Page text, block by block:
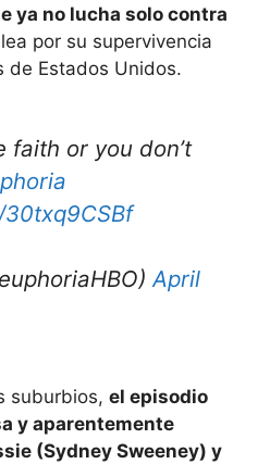
ya no lucha solo contra
por su supervivencia
de Estados Unidos.
faith or you don’t
April
suburbios, el episodio
y aparentemente
(Sydney Sweeney) y